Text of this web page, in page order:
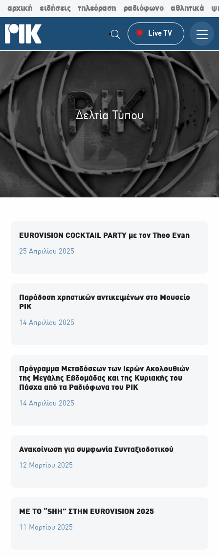
αρχική ειδήσεις τηλεόραση ραδιόφωνο αθλητικά
Live TV
Δελτία Τύπου
EUROVISION COCKTAIL PARTY με τον Theo Evan
25 Απριλίου 2025
Παράδοση χρηστικών αντικειμένων στο Μουσείο
ΡΙΚ
14 Απριλίου 2025
Πρόγραμμα Μεταδόσεων των Ιερών Ακολουθιών
της Μεγάλης Εβδομάδας και της Κυριακής του
Πάσχα από τα Ραδιόφωνα του ΡΙΚ
14 Απριλίου 2025
Ανακοίνωση για συμφωνία Συνταξιοδοτικού
12 Μαρτίου 2025
ME TO “SHH” ΣΤΗΝ EUROVISION 2025
11 Μαρτίου 2025